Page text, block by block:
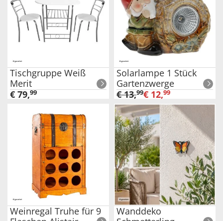
Tischgruppe Weiß
Merit
€ 79,99
Solarlampe 1 Stück
Gartenzwerge
€13,99€ 12,99
Weinregal Truhe für 9
Wanddeko